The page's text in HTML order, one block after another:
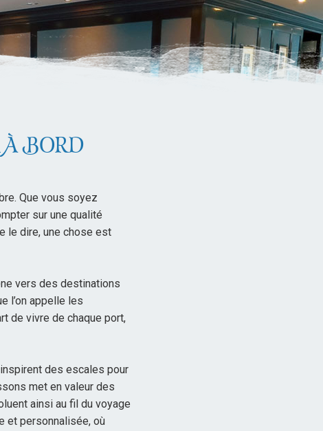
BORD
Que vous soyez
sur une qualité
le dire, une chose est
vers des destinations
l’on appelle les
de vivre de chaque port,
des escales pour
met en valeur des
ainsi au fil du voyage
et personnalisée, où